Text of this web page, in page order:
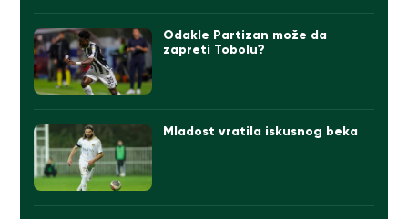
Odakle Partizan može da
zapreti Tobolu?
Mladost vratila iskusnog beka